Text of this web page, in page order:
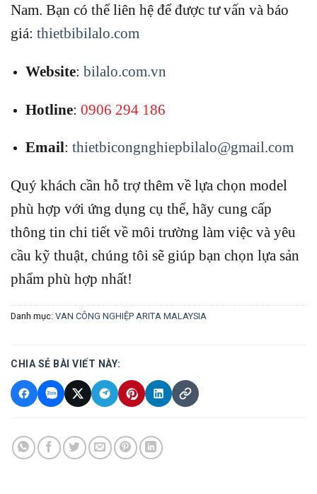
Nam. Bạn có thể liên hệ để được tư vấn và báo
giá: thietbibilalo.com
Website: bilalo.com.vn
Hotline: 0906 294 186
Email: thietbicongnghiepbilalo@gmail.com
Quý khách cần hỗ trợ thêm về lựa chọn model
phù hợp với ứng dụng cụ thể, hãy cung cấp
thông tin chi tiết về môi trường làm việc và yêu
cầu kỹ thuật, chúng tôi sẽ giúp bạn chọn lựa sản
phẩm phù hợp nhất!
Danh mục: VAN CÔNG NGHIỆP ARITA MALAYSIA
CHIA SẺ BÀI VIẾT NÀY: